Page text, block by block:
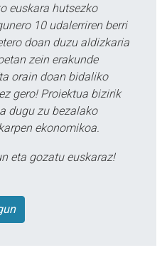
euskara hutsezko
10 udalerriren berri
doan duzu aldizkaria
zein erakunde
orain doan bidaliko
gero! Proiektua bizirik
dugu zu bezalako
ekonomikoa.
eta gozatu euskaraz!